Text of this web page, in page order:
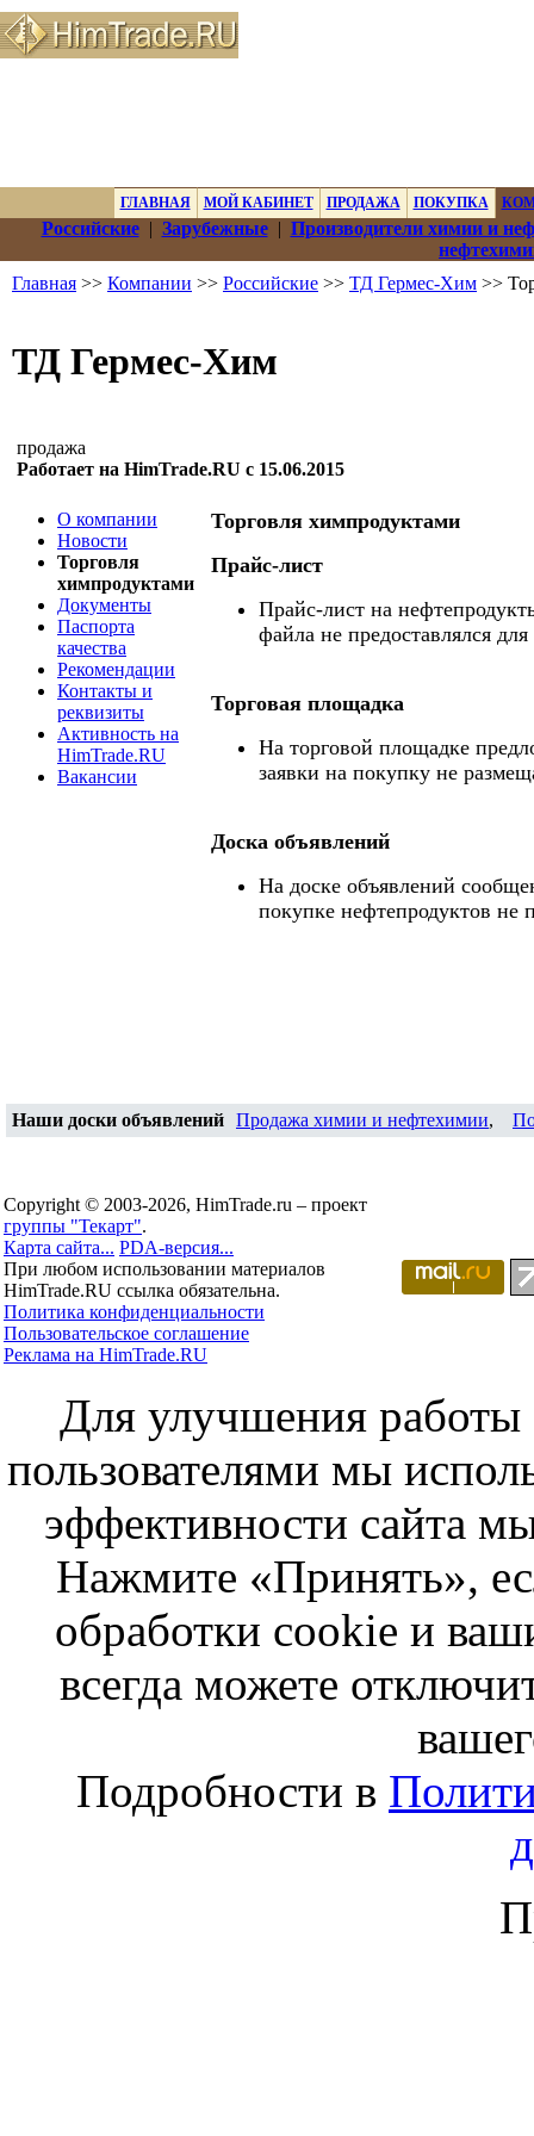
ГЛАВНАЯ МОЙ КАБИНЕТ ПРОДАЖА ПОКУПКА
Российские| Зарубежные| Производители химии и
Главная >> Компании >> Российские >> ТД Гермес-Хим >>
ТД Гермес-Хим
продажа
Работает на HimTrade.RU с 15.06.2015
О компании
Новости
Торговля
химпродуктами
Документы
Паспорта
качества
Рекомендации
Контакты и
реквизиты
Активность на
HimTrade.RU
Вакансии
Торговля химпродуктами
Прайс-лист
Прайс-лист на
файла не предоставлялся
Торговая площадка
На торговой площадке
заявки на покупку не
Доска объявлений
На доске объявлений
покупке нефтепродуктов не
Наши доски объявлений Продажа химии и нефтехимии,
Copyright © 2003-2026, HimTrade.ru – проект
группы "Текарт".
Карта сайта... PDA-версия...
При любом использовании материалов
HimTrade.RU ссылка обязательна.
Политика конфиденциальности
Пользовательское соглашение
Реклама на HimTrade.RU
Для улучшения работы
пользователями мы
эффективности сайта
Нажмите «Принять»,
обработки cookie и
всегда можете
Подробности в